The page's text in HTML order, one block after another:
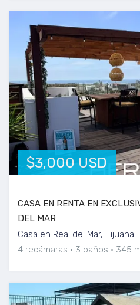
$3,000 USD
CASA EN RENTA EN
DEL MAR
Casa en Real del Mar, Tijuana
4 recámaras
3 baños 345